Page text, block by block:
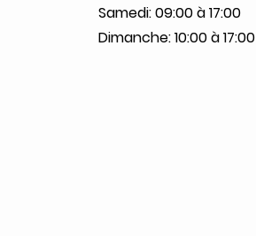
Samedi: 09:00 à 17:00
Dimanche: 10:00 à 17:00